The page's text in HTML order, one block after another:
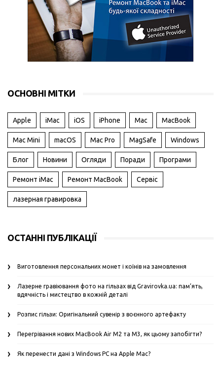
ОСНОВНІ МІТКИ
Apple iMac iOS iPhone Mac MacBook
Mac Mini macOS Mac Pro MagSafe Windows
Блог Новини Огляди Поради Програми
Ремонт iMac Ремонт MacBook Сервіс
лазерная гравировка
ОСТАННІ ПУБЛІКАЦІЇ
Виготовлення персональних монет і коїнів на замовлення
Лазерне гравіювання фото на гільзах від Gravirovka.ua: пам’ять,
вдячність і мистецтво в кожній деталі
Розпис гільзи: Оригінальний сувенір з воєнного артефакту
Перегрівання нових MacBook Air M2 та M3, як цьому запобігти?
Як перенести дані з Windows PC на Apple Mac?